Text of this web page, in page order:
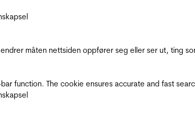
måten nettsiden oppfører seg eller ser ut, ting
function. The cookie ensures accurate and fast